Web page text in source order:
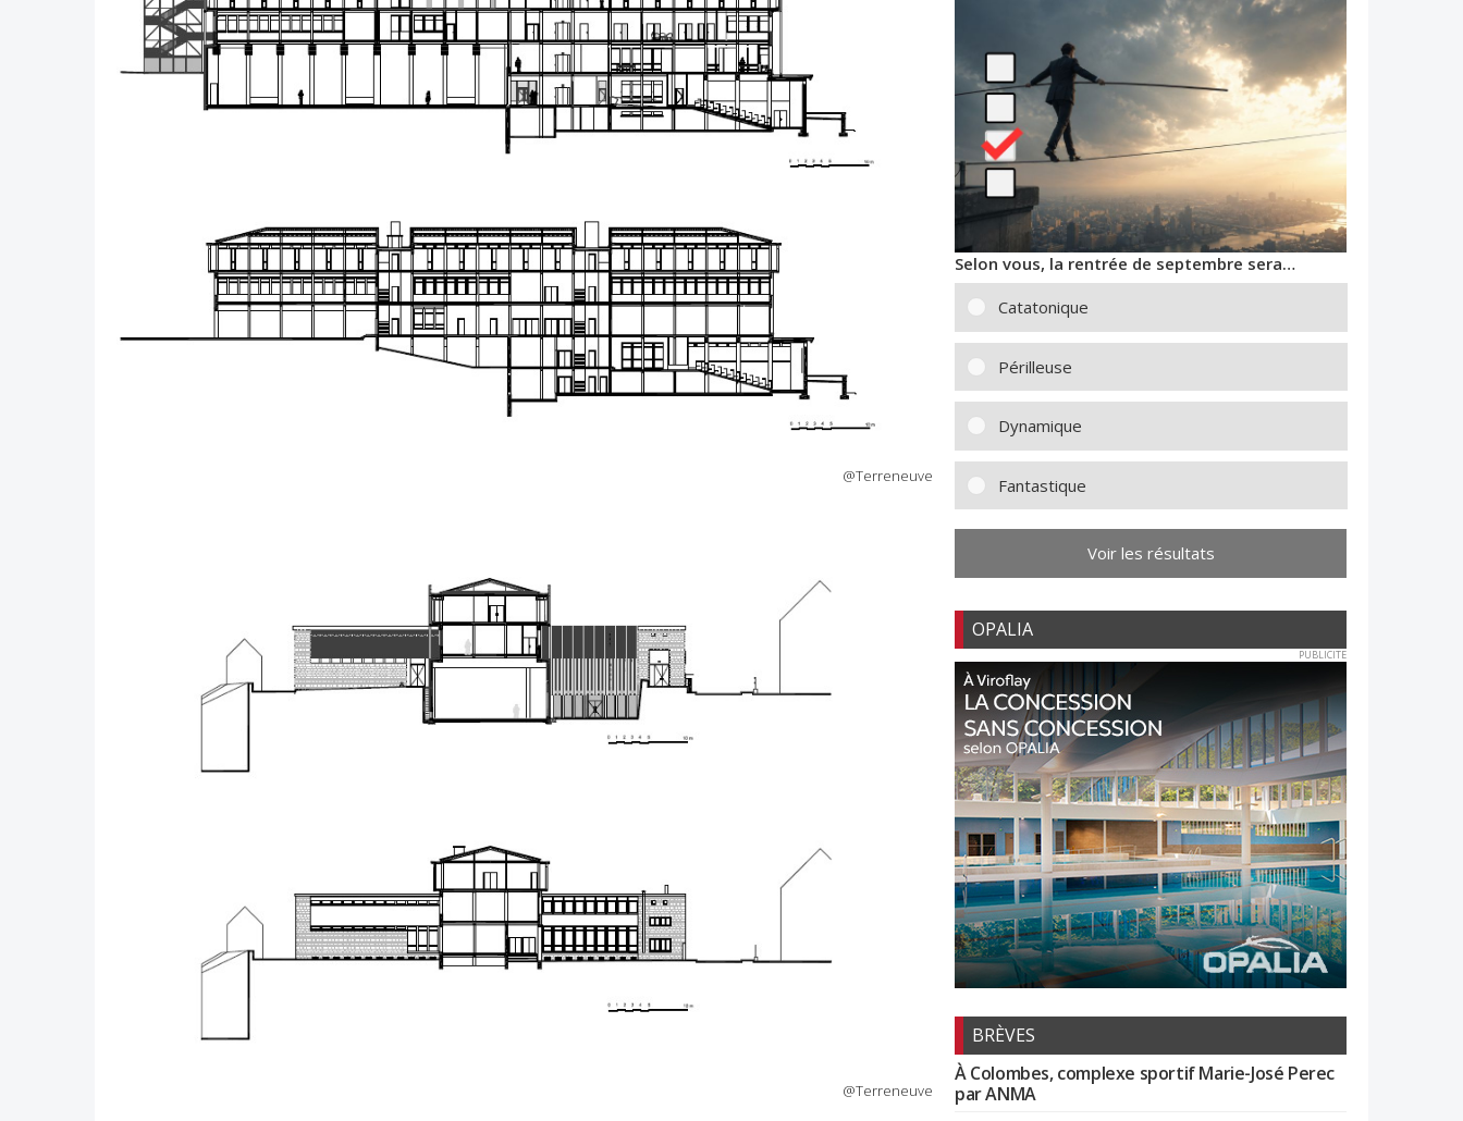
@Terreneuve
@Terreneuve
Selon vous, la rentrée de septembre sera…
Catatonique
Périlleuse
Dynamique
Fantastique
Voir les résultats
OPALIA
PUBLICITE
BRÈVES
À Colombes, complexe sportif Marie-José Perec
par ANMA